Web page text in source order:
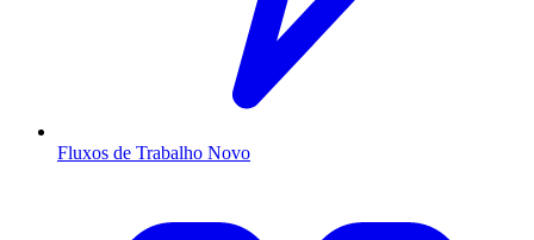
Fluxos de Trabalho Novo